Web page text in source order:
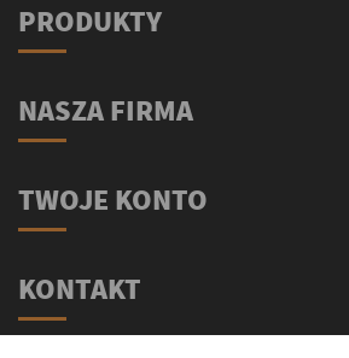
PRODUKTY
NASZA FIRMA
TWOJE KONTO
KONTAKT